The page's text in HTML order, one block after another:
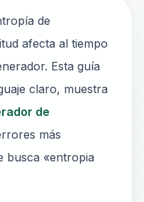
de
afecta al tiempo
Esta guía
claro, muestra
de
más
busca «entropia